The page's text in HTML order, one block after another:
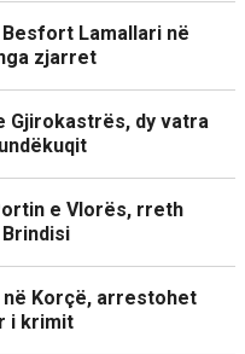
Lamallari në
zjarret
Gjirokastrës, dy vatra
e Vlorës, rreth
në Korçë, arrestohet
i krimit